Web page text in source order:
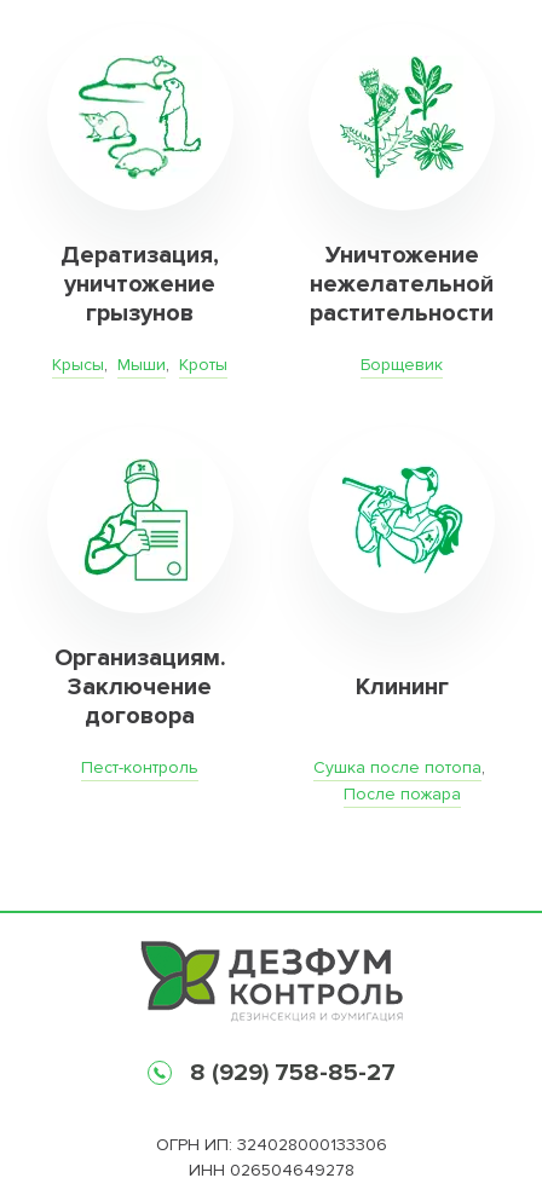
Дератизация,
уничтожение
грызунов
Крысы, Мыши, Кроты
Уничтожение
нежелательной
растительности
Борщевик
Организациям.
Заключение
договора
Пест-контроль
Клининг
Сушка после потопа,
После пожара
8 (929) 758-85-27
ОГРН ИП: 324028000133306
ИНН 026504649278